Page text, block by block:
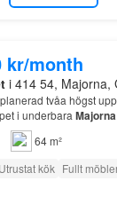
kr/month
i 414 54, Majorna,
tvåa högst
i underbara Majorna
64 m²
Utrustat kök Fullt